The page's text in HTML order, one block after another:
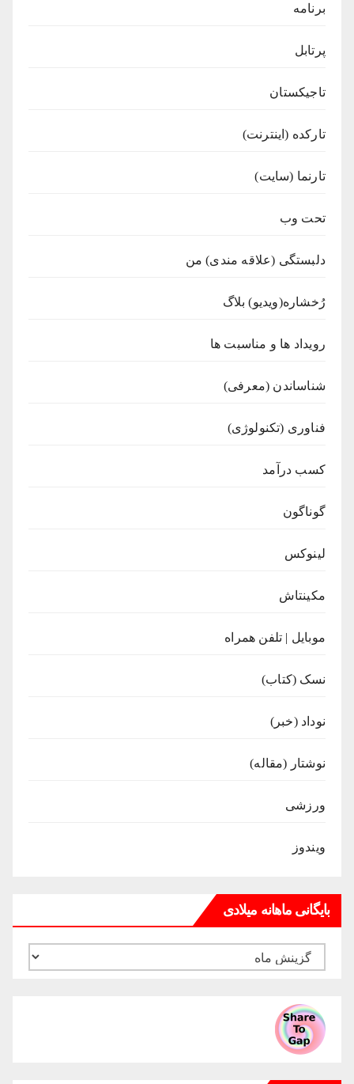
برنامه
پرتابل
تاجیکستان
تارکده (اینترنت)
تارنما (سایت)
تحت وب
دلبستگی (علاقه مندی) من
رُخشاره(ویدیو) بلاگ
رویداد ها و مناسبت ها
شناساندن (معرفی)
فناوری (تکنولوژی)
کسب درآمد
گوناگون
لینوکس
مکینتاش
موبایل | تلفن همراه
نسک (کتاب)
نوداد (خبر)
نوشتار (مقاله)
ورزشی
ویندوز
بایگانی ماهانه میلادی
بایگانی
میلادی